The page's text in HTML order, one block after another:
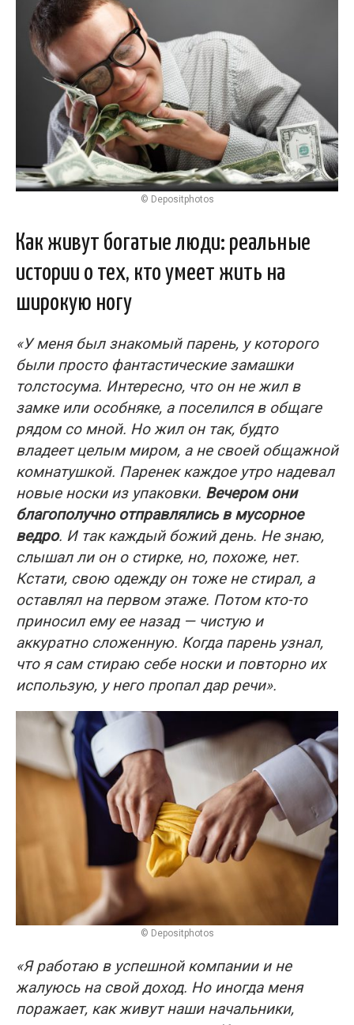
© Depositphotos
Как живут богатые люди: реальные
истории о тех, кто умеет жить на
широкую ногу
«У меня был знакомый парень, у которого
были просто фантастические замашки
толстосума. Интересно, что он не жил в
замке или особняке, а поселился в общаге
рядом со мной. Но жил он так, будто
владеет целым миром, а не своей общажной
комнатушкой. Паренек каждое утро надевал
новые носки из упаковки. Вечером они
благополучно отправлялись в мусорное
ведро. И так каждый божий день. Не знаю,
слышал ли он о стирке, но, похоже, нет.
Кстати, свою одежду он тоже не стирал, а
оставлял на первом этаже. Потом кто-то
приносил ему ее назад — чистую и
аккуратно сложенную. Когда парень узнал,
что я сам стираю себе носки и повторно их
использую, у него пропал дар речи».
© Depositphotos
«Я работаю в успешной компании и не
жалуюсь на свой доход. Но иногда меня
поражает, как живут наши начальники,